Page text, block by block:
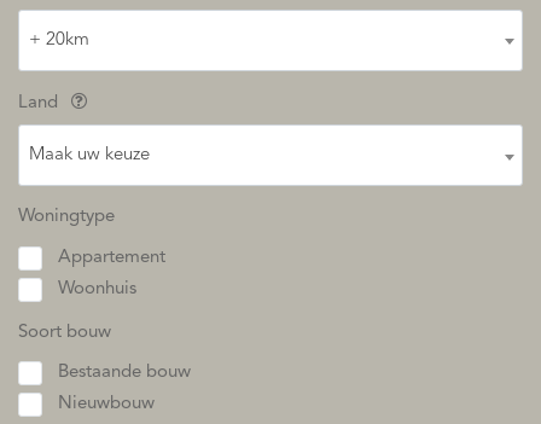
+ 20km
Land
Maak uw keuze
Woningtype
Appartement
Woonhuis
Soort bouw
Bestaande bouw
Nieuwbouw